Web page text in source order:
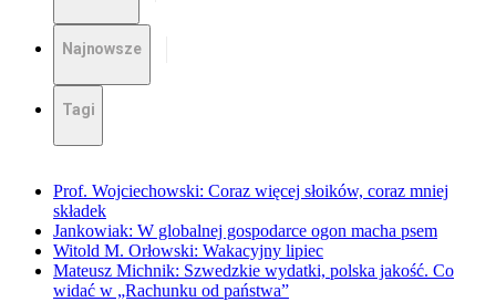
Najnowsze
Tagi
Prof. Wojciechowski: Coraz więcej słoików, coraz mniej
składek
Jankowiak: W globalnej gospodarce ogon macha psem
Witold M. Orłowski: Wakacyjny lipiec
Mateusz Michnik: Szwedzkie wydatki, polska jakość. Co
widać w „Rachunku od państwa”